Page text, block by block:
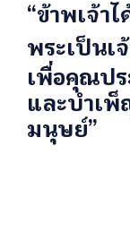
“ข้าพเจ้า
พระเป็นเ
เพื่อคุณปร
และบำเ
มนุษย์”